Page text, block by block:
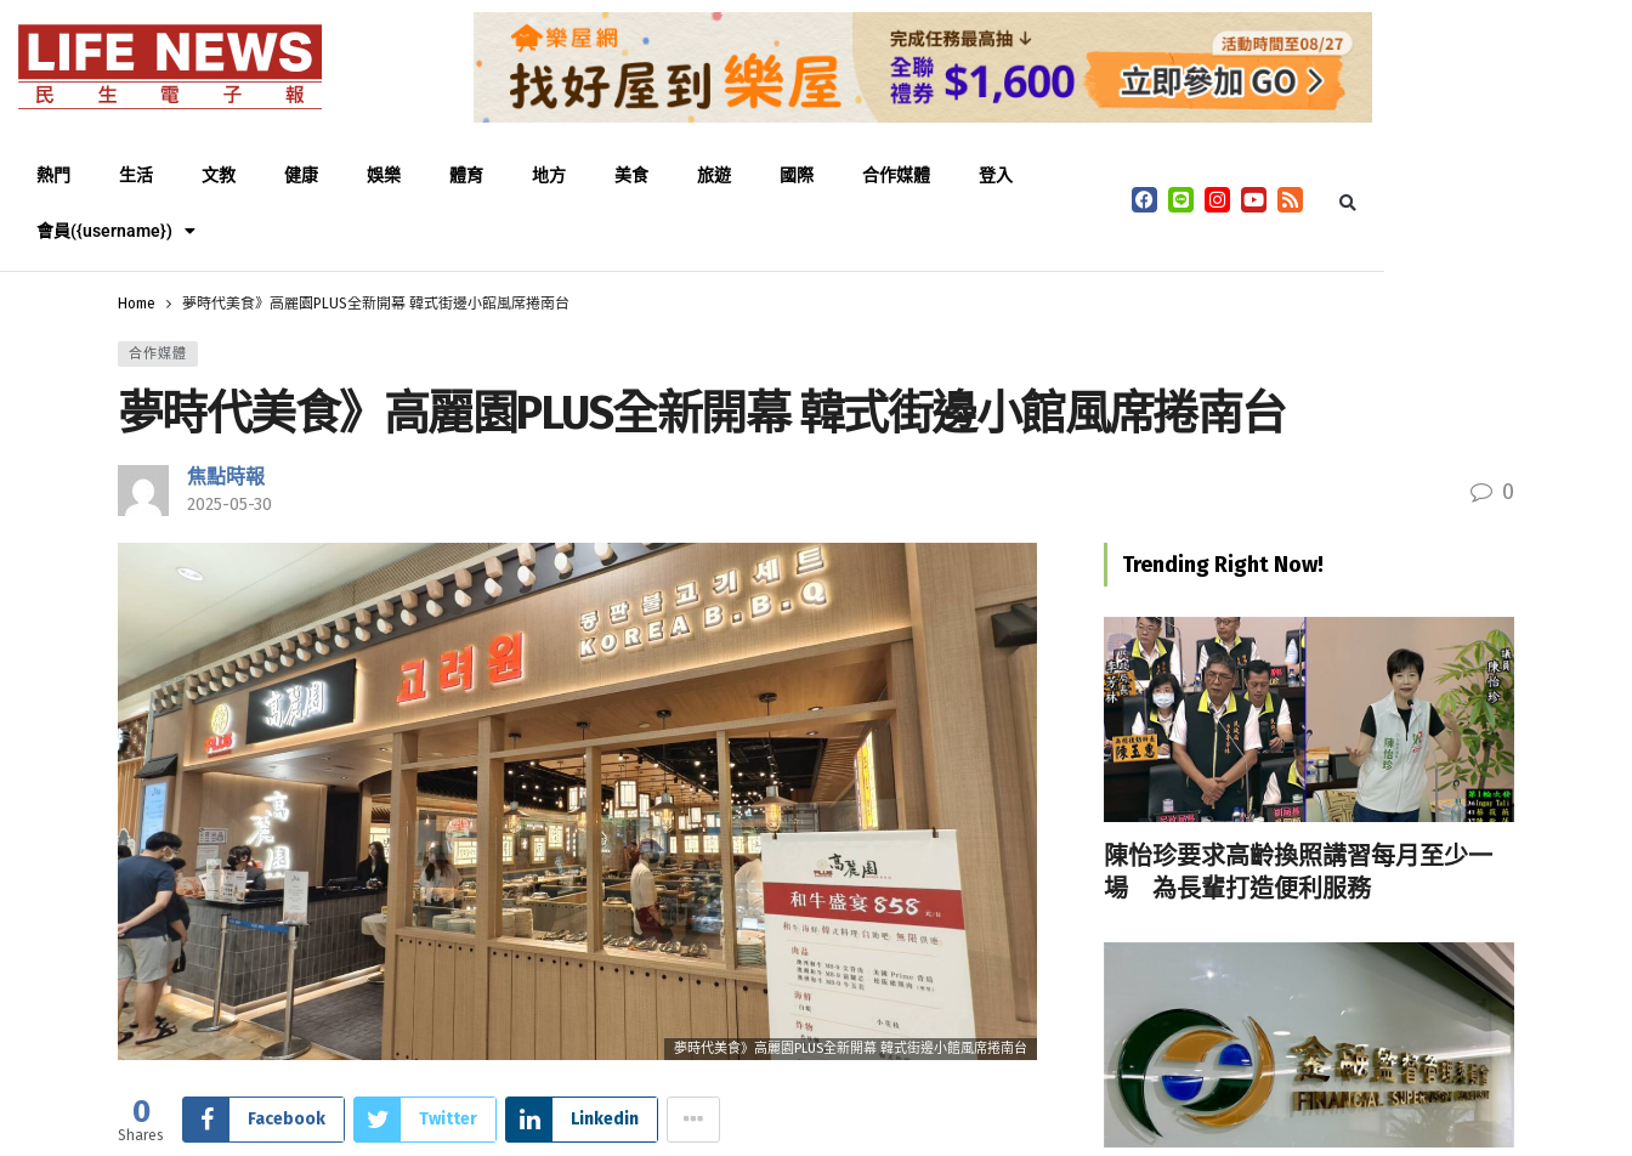
熱門 生活 文教 健康 娛樂 體育 地方 美食 旅遊 國際 合作媒體 登入
會員({username})
Home 夢時代美食》高麗園PLUS全新開幕 韓式街邊小館風席捲南台
合作媒體
夢時代美食》高麗園PLUS全新開幕 韓式街邊小館風席捲南台
焦點時報
2025-05-30 0
夢時代美食》高麗園PLUS全新開幕 韓式街邊小館風席捲南台
0
Shares
Facebook Twitter Linkedin
Trending Right Now!
陳怡珍要求高齡換照講習每月至少一
場 為長輩打造便利服務